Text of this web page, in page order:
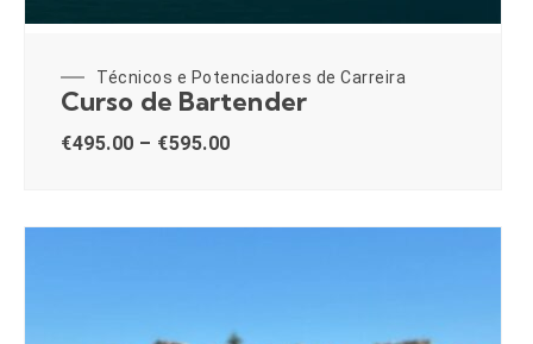
Técnicos e Potenciadores de Carreira
Curso de Bartender
€495.00 – €595.00